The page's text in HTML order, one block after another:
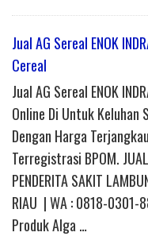
Jual AG Sereal ENOK
Cereal
Jual AG Sereal ENOK
Online Di Untuk
Dengan Harga
Terregistrasi BPOM.
PENDERITA SAKIT
RIAU | WA : 0818-0301-
Produk Alga …